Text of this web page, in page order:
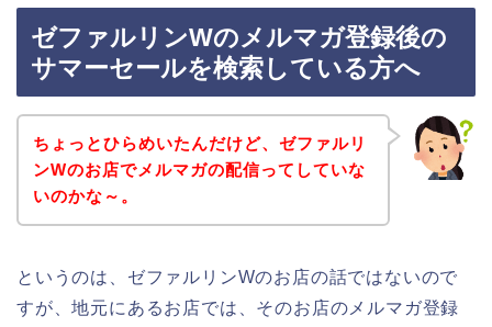
ゼファルリンWのメルマガ登録後の
サマーセールを検索している方へ
ちょっとひらめいたんだけど、ゼファルリ
ンWのお店でメルマガの配信ってしていな
いのかな～。
というのは、ゼファルリンWのお店の話ではないので
すが、地元にあるお店では、そのお店のメルマガ登録